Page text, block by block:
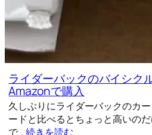
ライダーバックのバイシク
Amazonで購入
久しぶりにライダーバックのカ
ードと比べるとちょっと高いの
で…続きを読む